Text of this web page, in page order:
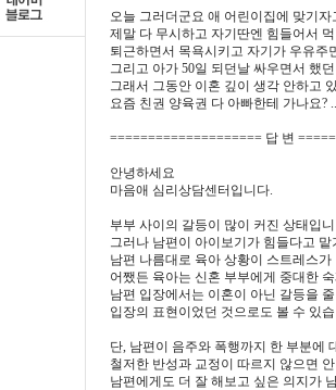
오늘 그러더군요 애 어린이집에 맞기
제말 다 무시하고 자기딴엔 힘들어서
퇴근하면서 목욕시키고 자기가 우유주
그리고 아가 50일 되던날 싸우면서 했
그래서 그동안 이혼 깊이 생각 안하고
요즘 친권 양육권 다 아빠한테 가나요?
==================== 답 변
안녕하세요
마음애 심리상담센터입니다.
부부 사이의 갈등이 많이 커진 상태입
그러나 남편이 아이보기가 힘들다고 맡
남편 나름대로 육아 상황이 스트레스가
어쨌든 육아는 신혼 부부에게 중대한
남편 입장에서는 이혼이 아닌 갈등을
입장의 표현이었던 것으로도 볼 수 있
단, 남편이 음주와 폭행까지 한 부분에
철저한 반성과 교정이 따르지 않으면
남편에게도 더 잘 해보고 싶은 의지가